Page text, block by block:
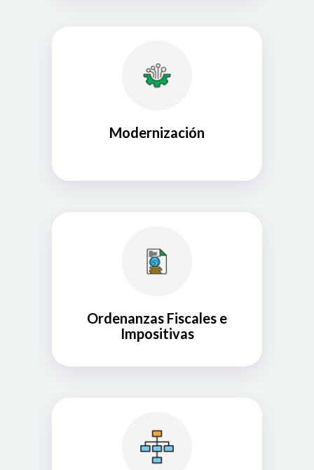
Modernización
Ordenanzas Fiscales e
Impositivas